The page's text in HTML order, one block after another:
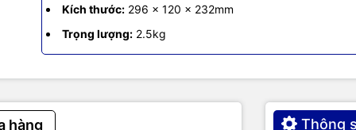
Kích thước: 296 x 120 x 232mm
Trọng lượng: 2.5kg
hàng Thông
20.000:1
200W
bóng đèn 15.000 giờ (SmartECO)
chiếu